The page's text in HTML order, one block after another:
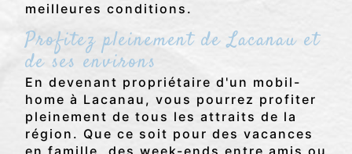
meilleures conditions.
Profitez pleinement de Lacanau et
de ses environs
En devenant propriétaire d'un mobil-
home à Lacanau, vous pourrez profiter
pleinement de tous les attraits de la
région. Que ce soit pour des vacances
en famille, des week-ends entre amis ou